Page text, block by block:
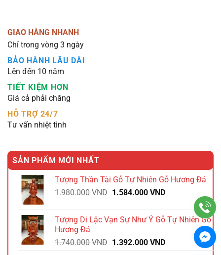
GIAO HÀNG NHANH
Chỉ trong vòng 3 ngày
BẢO HÀNH LÂU DÀI
Lên đến 10 năm
TIẾT KIỆM HƠN
Giá cả phải chăng
HỖ TRỢ 24/7
Tư vấn nhiệt tình
SẢN PHẨM MỚI NHẤT
Tượng Thần Tài Gỗ Tự Nhiên Gỗ Hương Đá
1.980.000VND Giá
1.980.000 VND.
1.584.000 VNDGiá
là:
1.584.000 VND.
Tượng Di Lặc Vạn Sự Như Ý Gỗ Tự Nhiên Gỗ
Hương Đá
1.740.000VND Giá
1.392.000 VNDGiá